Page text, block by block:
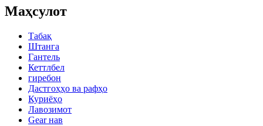
Маҳсулот
Табақ
Штанга
Гантель
Кеттлбел
гиребон
Дастгоҳҳо ва рафҳо
Куриёҳо
Лавозимот
Gear нав